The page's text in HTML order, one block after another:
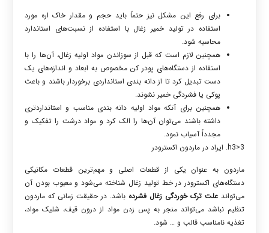
برای رفع این مشکل نیز حتماً باید حجم و مقدار خاک اره مورد
استفاده در تولید خمیر زغال با استفاده از نسبت‌های استاندارد
محاسبه شود.
همچنین لازم است که قبل از سوزاندن مواد اولیه زغال، آن‌ها را با
استفاده از دستگاه‌های پودر کن مخصوص به ابعاد و اندازه‌های یک
دست تبدیل کرد تا از دانه بندی استانداردی برخوردار باشند و باعث
پوکی یا فشردگی خمیر نشوند.
همچنین برای آنکه مواد اولیه دانه بندی مناسب و استانداردتری
داشته باشند می‌توان آن‌ها را الک کرد و مواد درشت را تفکیک و
مجدداً آسیاب نمود.
h3>3. ایراد در ماردون اکسترودر
ماردون به عنوان یکی از قطعات اصلی و مهم‌ترین قطعات مکانیکی
دستگاه‌های اکسترودر در خط تولید زغال شناخته می‌شود و معیوب بودن آن
می‌تواند علت ترک خوردگی زغال فشرده باشد. در حقیقت زمانی که ماردون
تنظیم نباشد می‌تواند منجر به پس زدن مواد از درون قیف، شلیک مواد،
تغذیه نامناسب قالب و … شود.